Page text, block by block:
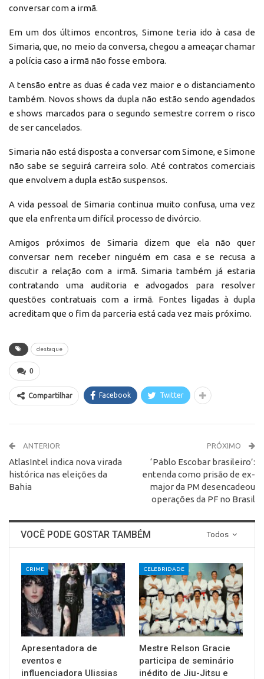
conversar com a irmã.
Em um dos últimos encontros, Simone teria ido à casa de
Simaria, que, no meio da conversa, chegou a ameaçar chamar
a polícia caso a irmã não fosse embora.
A tensão entre as duas é cada vez maior e o distanciamento
também. Novos shows da dupla não estão sendo agendados
e shows marcados para o segundo semestre correm o risco
de ser cancelados.
Simaria não está disposta a conversar com Simone, e Simone
não sabe se seguirá carreira solo. Até contratos comerciais
que envolvem a dupla estão suspensos.
A vida pessoal de Simaria continua muito confusa, uma vez
que ela enfrenta um difícil processo de divórcio.
Amigos próximos de Simaria dizem que ela não quer
conversar nem receber ninguém em casa e se recusa a
discutir a relação com a irmã. Simaria também já estaria
contratando uma auditoria e advogados para resolver
questões contratuais com a irmã. Fontes ligadas à dupla
acreditam que o fim da parceria está cada vez mais próximo.
destaque
0
Compartilhar Facebook Twitter
ANTERIOR
AtlasIntel indica nova virada
histórica nas eleições da
Bahia
PRÓXIMO
‘Pablo Escobar brasileiro’:
entenda como prisão de ex-
major da PM desencadeou
operações da PF no Brasil
Todos
VOCÊ PODE GOSTAR TAMBÉM
CRIME
Apresentadora de
eventos e
influenciadora Ulissias
CELEBRIDADE
Mestre Relson Gracie
participa de seminário
inédito de Jiu-Jitsu e